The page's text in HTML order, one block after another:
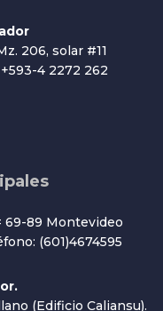
206, solar #11
4 2272 262
69-89 Montevideo
(601)4674595
(Edificio Caliansu).